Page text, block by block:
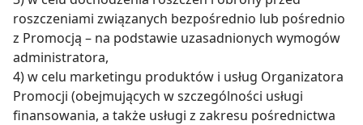
roszczeniami związanych bezpośrednio lub pośrednio
z Promocją – na podstawie uzasadnionych wymogów
administratora,
4) w celu marketingu produktów i usług Organizatora
Promocji (obejmujących w szczególności usługi
finansowania, a także usługi z zakresu pośrednictwa